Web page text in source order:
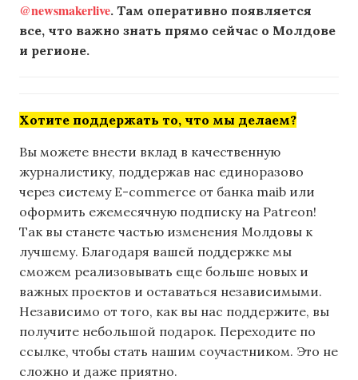
@newsmakerlive. Там оперативно появляется
все, что важно знать прямо сейчас о Молдове
и регионе.
Хотите поддержать то, что мы делаем?
Вы можете внести вклад в качественную
журналистику, поддержав нас единоразово
через систему E-commerce от банка maib или
оформить ежемесячную подписку на Patreon!
Так вы станете частью изменения Молдовы к
лучшему. Благодаря вашей поддержке мы
сможем реализовывать еще больше новых и
важных проектов и оставаться независимыми.
Независимо от того, как вы нас поддержите, вы
получите небольшой подарок. Переходите по
ссылке, чтобы стать нашим соучастником. Это не
сложно и даже приятно.